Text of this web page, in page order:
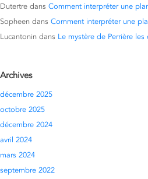
Dutertre dans Comment interpréter une
Sopheen dans Comment interpréter une
Lucantonin dans Le mystère de Perrière les
Archives
décembre 2025
octobre 2025
décembre 2024
avril 2024
mars 2024
septembre 2022